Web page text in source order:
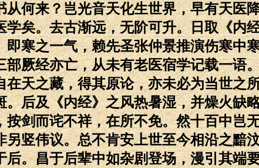
从何来？岂光音天化生世界，早有天医
学矣。去古渐远，无阶可升。日取《内
即寒之一气，赖先圣张仲景推演伤寒中
部厥经亦亡，从未有老医宿学记载一语
在天之藏，得其原论，亦未必为当世之
。后及《内经》之风热暑湿，并燥火缺
按剑而诧不祥，在所不免。然十百中岂
另竖伟议。总不肯安上世至今相沿之黯
后。昌于后辈中如杂剧登场，漫引其端